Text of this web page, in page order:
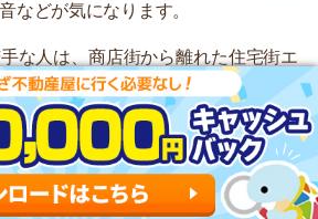
などが気になります。
な人は、商店街から離れた住宅街エ
いです。
さ詳細はこちら
駅の物件を探す